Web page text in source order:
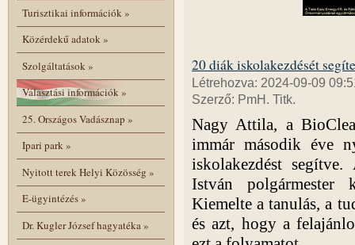
Turisztikai információk»
Közérdekű adatok»
Szolgáltatások»
Választási információk»
25. Országos Vadásznap »
Ipari park»
Nyitott terek Helyi Közösség »
E-ügyintézés»
Dr. Kugler József hagyatéka»
20 diák iskolakezdését
Létrehozva: 2024-09-09
Szerző: PmH. Titk.
Nagy Attila, a
immár második éve
iskolakezdést
István polgármester
Kiemelte a tanulás, a
és azt, hogy a